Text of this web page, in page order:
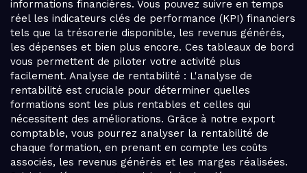
informations financières. Vous pouvez suivre en temps
réel les indicateurs clés de performance (KPI) financiers
tels que la trésorerie disponible, les revenus générés,
les dépenses et bien plus encore. Ces tableaux de bord
vous permettent de piloter votre activité plus
facilement. Analyse de rentabilité : L'analyse de
rentabilité est cruciale pour déterminer quelles
formations sont les plus rentables et celles qui
nécessitent des améliorations. Grâce à notre export
comptable, vous pourrez analyser la rentabilité de
chaque formation, en prenant en compte les coûts
associés, les revenus générés et les marges réalisées.